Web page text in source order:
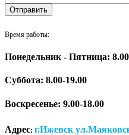
Время работы:
Понедельник - Пятница:
Суббота: 8.00-19.00
Воскресенье: 9.00-18.00
Адрес: г.Ижевск